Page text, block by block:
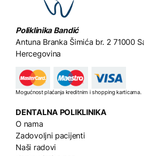
Poliklinika Bandić
Antuna Branka Šimića br. 2 71000
Hercegovina
Mogućnost plaćanja kreditnim i shopping karticama.
DENTALNA POLIKLINIKA
O nama
Zadovoljni pacijenti
Naši radovi